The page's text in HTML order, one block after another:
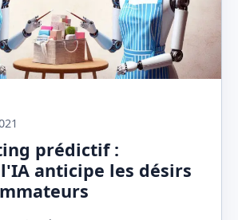
prédictif :
anticipe les désirs